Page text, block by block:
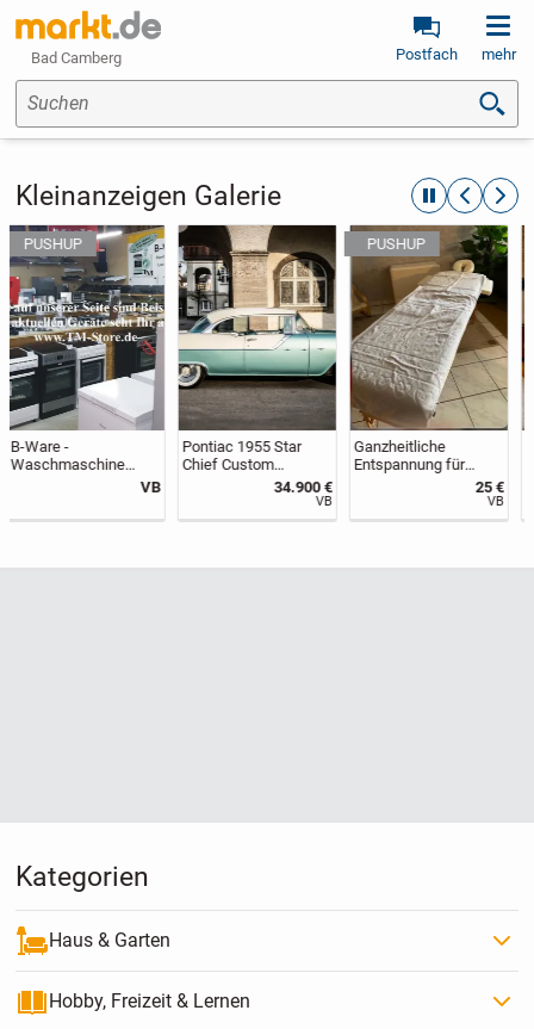
Bad Camberg Postfach mehr
Suchen
Kleinanzeigen Galerie automatische
Pontiac 1955 Star
Chief Custom
Catalina - Oldtimer /
34.900 €
Ganzheitliche
Entspannung für
Körper und Geist
privater und mobiler
Wellness-Service zu
25 €
VB
Oriental-- Chinesische
Massage
50 €
Stundensatz
Kategorien
Haus & Garten
Hobby, Freizeit & Lernen